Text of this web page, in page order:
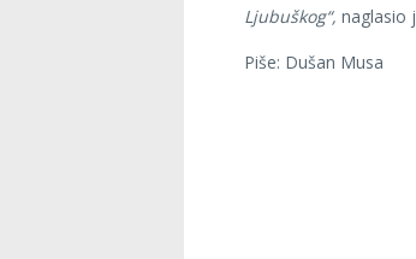
Ljubuškog“, naglasio
Piše: Dušan Musa